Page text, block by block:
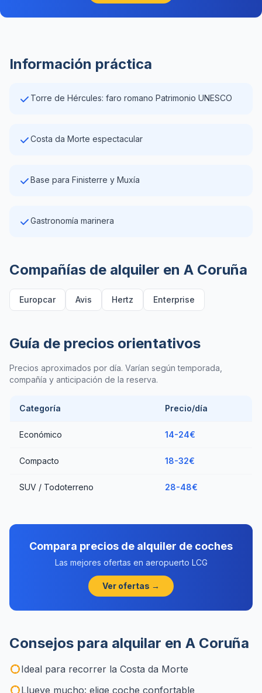
Información práctica
Torre de Hércules: faro romano Patrimonio UNESCO
Costa da Morte espectacular
Base para Finisterre y Muxía
Gastronomía marinera
Compañías de alquiler en A Coruña
Europcar Avis Hertz Enterprise
Guía de precios orientativos
Precios aproximados por día. Varían según temporada,
compañía y anticipación de la reserva.
Categoría Precio/día
Económico 14-24€
Compacto 18-32€
SUV / Todoterreno 28-48€
Compara precios de alquiler de coches
Las mejores ofertas en aeropuerto LCG
Ver ofertas →
Consejos para alquilar en A Coruña
Ideal para recorrer la Costa da Morte
Llueve mucho: elige coche confortable